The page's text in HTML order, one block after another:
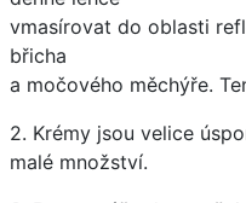
vmasírovat do oblasti
břicha
a močového měchýře.
2. Krémy jsou velice
malé množství.